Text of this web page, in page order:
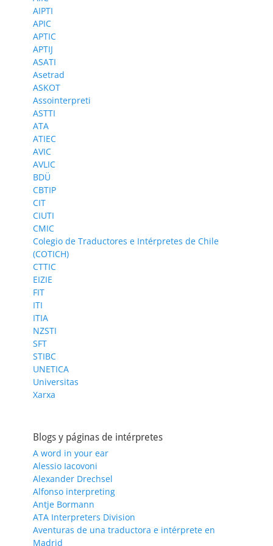
AIPTI
APIC
APTIC
APTIJ
ASATI
Asetrad
ASKOT
Assointerpreti
ASTTI
ATA
ATIEC
AVIC
AVLIC
BDÜ
CBTIP
CIT
CIUTI
CMIC
Colegio de Traductores e Intérpretes de Chile
(COTICH)
CTTIC
EIZIE
FIT
ITI
ITIA
NZSTI
SFT
STIBC
UNETICA
Universitas
Xarxa
Blogs y páginas de intérpretes
A word in your ear
Alessio Iacovoni
Alexander Drechsel
Alfonso interpreting
Antje Bormann
ATA Interpreters Division
Aventuras de una traductora e intérprete en
Madrid